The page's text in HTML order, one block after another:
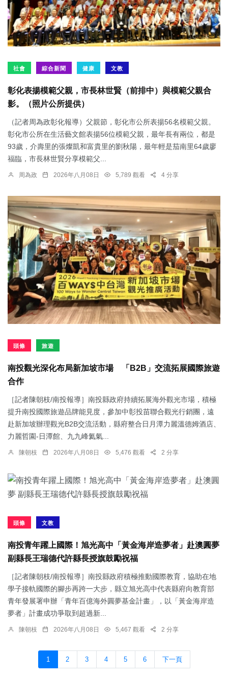
社會 綜合新聞 健康 文教
彰化表揚模範父親，市長林世賢（前排中）與模範父親合
影。（照片公所提供）
（記者周為政彰化報導）父親節，彰化市公所表揚56名模範父親。
彰化市公所在生活藝文館表揚56位模範父親，最年長有兩位，都是
93歲，介壽里的張燦凱和富貴里的劉秋陽，最年輕是茄南里64歲廖
福臨，市長林世賢分享模範父...
周為政 2026年八月08日 5,789 觀看 4 分享
頭條 旅遊
南投觀光深化布局新加坡市場 「B2B」交流拓展國際旅遊
合作
［記者陳朝枝/南投報導］南投縣政府持續拓展海外觀光市場，積極
提升南投國際旅遊品牌能見度，參加中彰投苗聯合觀光行銷團，遠
赴新加坡辦理觀光B2B交流活動，縣府整合日月潭力麗溫德姆酒店、
力麗哲園-日潭館、九九峰氦氣...
陳朝枝 2026年八月08日 5,476 觀看 2 分享
頭條 文教
南投青年躍上國際！旭光高中「黃金海岸造夢者」赴澳圓夢
副縣長王瑞德代許縣長授旗鼓勵祝福
［記者陳朝枝/南投報導］南投縣政府積極推動國際教育，協助在地
學子接軌國際的腳步再跨一大步，縣立旭光高中代表縣府向教育部
青年發展署申辦「青年百億海外圓夢基金計畫」，以「黃金海岸造
夢者」計畫成功爭取到超過新...
陳朝枝 2026年八月08日 5,467 觀看 2 分享
1 2 3 4 5 6 下一頁